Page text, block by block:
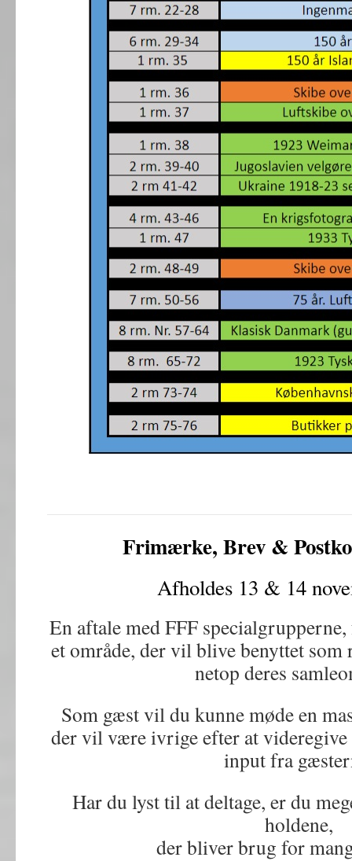
Frimærke, Brev &
Afholdes 13 & 14
En aftale med FFF
et område, der vil blive benyttet
netop deres
Som gæst vil du kunne møde en
der vil være ivrige efter at videregive
input fra
Har du lyst til at deltage, er du
holdene,
der bliver brug for